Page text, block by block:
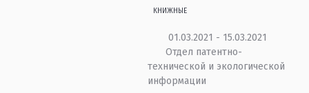
КНИЖНЫЕ
01.03.2021 - 15.03.2021
Отдел патентно-
технической и экологической
информации